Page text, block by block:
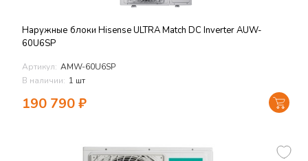
Наружные блоки Hisense ULTRA Match DC Inverter AUW-
60U6SP
Артикул: AMW-60U6SP
В наличии: 1 шт
190 790₽